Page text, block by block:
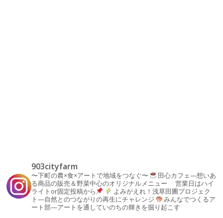
903cityfarm
〜下町の農×食×アートで地域をつなぐ〜
田心カフェ—想いあ
る商品の販売＆野菜中心のオリジナルメニュー 営業日はハイ
ライトor固定投稿から
よみがえれ！浅草田圃プロジェク
ト—自然とのつながりの再生にチャレンジ
みんなでつくるア
ート部—アートを通していのちの輝きを掘り起こす